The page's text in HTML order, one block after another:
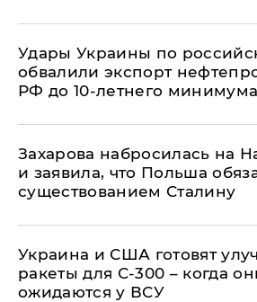
Удары Украины по
обвалили экспорт
РФ до 10-летнего минимума
​Захарова набросилась на
и заявила, что Польша
существованием Сталину
Украина и США готовят
ракеты для С-300 – когда
ожидаются у ВСУ